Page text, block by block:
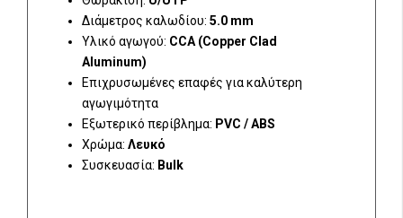
Διάμετρος καλωδίου: 5.0 mm
Υλικό αγωγού: CCA (Copper Clad
Aluminum)
Επιχρυσωμένες επαφές για καλύτερη
αγωγιμότητα
Εξωτερικό περίβλημα: PVC / ABS
Χρώμα: Λευκό
Συσκευασία: Bulk